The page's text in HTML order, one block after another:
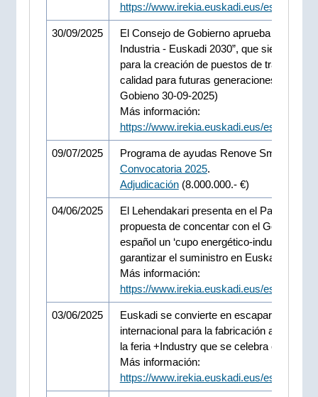
https://www.irekia.euskadi.eus/es/news/
30/09/2025
El Consejo de Gobierno aprueba el “Plan
Industria - Euskadi 2030”, que sienta las
para la creación de puestos de trabajo de
calidad para futuras generaciones
Gobieno 30-09-2025)
Más información:
https://www.irekia.euskadi.eus/es/news/
09/07/2025
Programa de ayudas Renove Smart
Convocatoria 2025.
Adjudicación(8.000.000.- €)
04/06/2025
El Lehendakari presenta en el Parlamento
propuesta de concentar con el Gobierno
español un ‘cupo energético-industrial’ para
garantizar el suministro en Euskadi.
Más información:
https://www.irekia.euskadi.eus/es/news/
03/06/2025
Euskadi se convierte en escaparate
internacional para la fabricación avanzada
la feria +Industry que se celebra en el
Más información:
https://www.irekia.euskadi.eus/es/news/